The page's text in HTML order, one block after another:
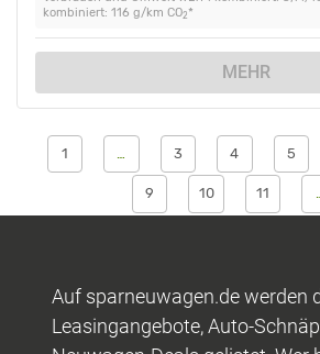
kombiniert: 116 g/km CO2*
MEHR
1 3 4 5
9 10 11
Auf sparneuwagen.de werden
Leasingangebote, Auto-